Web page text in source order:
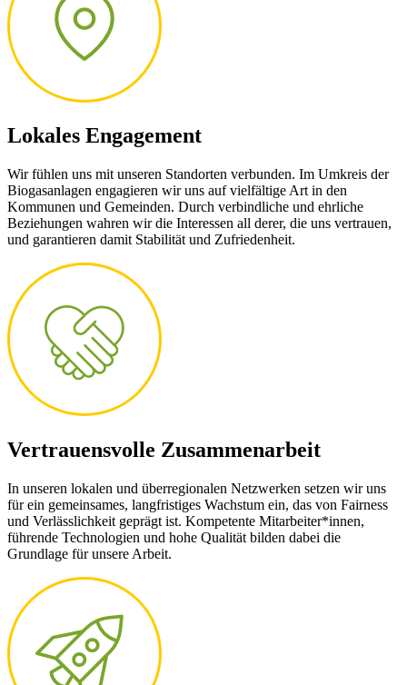
Lokales Engagement
Wir fühlen uns mit unseren Standorten verbunden. Im Umkreis der
Biogasanlagen engagieren wir uns auf vielfältige Art in den
Kommunen und Gemeinden. Durch verbindliche und ehrliche
Beziehungen wahren wir die Interessen all derer, die uns vertrauen,
und garantieren damit Stabilität und Zufriedenheit.
Vertrauensvolle Zusammenarbeit
In unseren lokalen und überregionalen Netzwerken setzen wir uns
für ein gemeinsames, langfristiges Wachstum ein, das von Fairness
und Verlässlichkeit geprägt ist. Kompetente Mitarbeiter*innen,
führende Technologien und hohe Qualität bilden dabei die
Grundlage für unsere Arbeit.